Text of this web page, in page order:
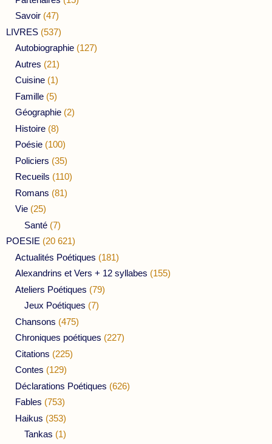
Savoir (47)
LIVRES (537)
Autobiographie (127)
Autres (21)
Cuisine (1)
Famille (5)
Géographie (2)
Histoire (8)
Poésie (100)
Policiers (35)
Recueils (110)
Romans (81)
Vie (25)
Santé (7)
POESIE (20 621)
Actualités Poétiques (181)
Alexandrins et Vers + 12 syllabes (155)
Ateliers Poétiques (79)
Jeux Poétiques (7)
Chansons (475)
Chroniques poétiques (227)
Citations (225)
Contes (129)
Déclarations Poétiques (626)
Fables (753)
Haikus (353)
Tankas (1)